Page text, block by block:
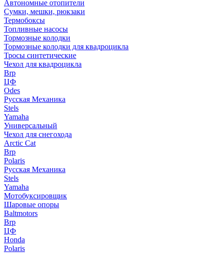
Автономные отопители
Сумки, мешки, рюкзаки
Термобоксы
Топливные насосы
Тормозные колодки
Тормозные колодки для квадроцикла
Тросы синтетические
Чехол для квадроцикла
Brp
ЦФ
Odes
Русская Механика
Stels
Yamaha
Универсальный
Чехол для снегохода
Arctic Cat
Brp
Polaris
Русская Механика
Stels
Yamaha
Мотобуксировщик
Шаровые опоры
Baltmotors
Brp
ЦФ
Honda
Polaris